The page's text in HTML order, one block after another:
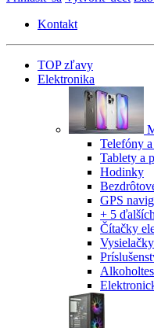
Kontakt
TOP zľavy
Elektronika
Telefóny
Tablety a
Hodinky
GPS
+ 5 ďalších
Čítačky
Vysielačky